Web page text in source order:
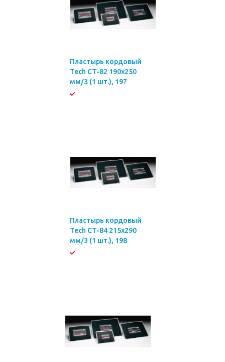
Пластырь кордовый
Tech CT-82 190х250
мм/3 (1 шт.), 197
Пластырь кордовый
Tech CT-84 215х290
мм/3 (1 шт.), 198